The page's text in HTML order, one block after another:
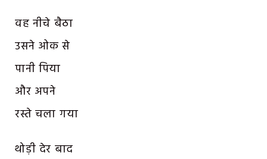
वह नीचे बैठा
उसने ओक से
पानी पिया
और अपने
रस्ते चला गया
थोड़ी देर बाद